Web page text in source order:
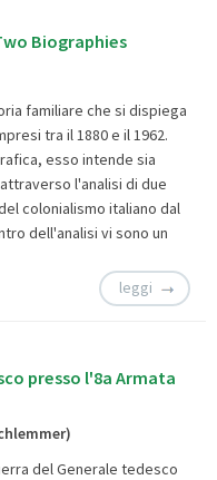
Biographies
familiare che si dispiega
tra il 1880 e il 1962.
esso intende sia
l'analisi di due
colonialismo italiano dal
dell'analisi vi sono un
leggi
presso l'8a Armata
del Generale tedesco